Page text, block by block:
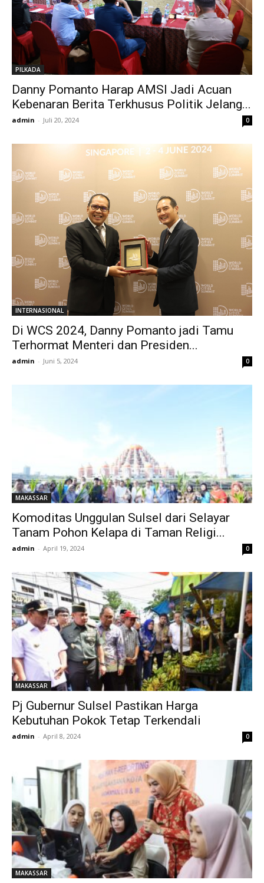
PILKADA
Danny Pomanto Harap AMSI Jadi Acuan
Kebenaran Berita Terkhusus Politik Jelang...
admin - Juli 20, 2024 0
INTERNASIONAL
Di WCS 2024, Danny Pomanto jadi Tamu
Terhormat Menteri dan Presiden...
admin - Juni 5, 2024 0
MAKASSAR
Komoditas Unggulan Sulsel dari Selayar
Tanam Pohon Kelapa di Taman Religi...
admin - April 19, 2024 0
MAKASSAR
Pj Gubernur Sulsel Pastikan Harga
Kebutuhan Pokok Tetap Terkendali
admin - April 8, 2024 0
MAKASSAR